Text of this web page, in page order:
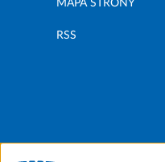
MAPA STRONY
RSS